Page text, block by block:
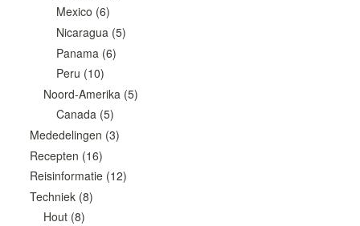
Mexico (6)
Nicaragua (5)
Panama (6)
Peru (10)
Noord-Amerika (5)
Canada (5)
Mededelingen (3)
Recepten (16)
Reisinformatie(12)
Techniek(8)
Hout(8)